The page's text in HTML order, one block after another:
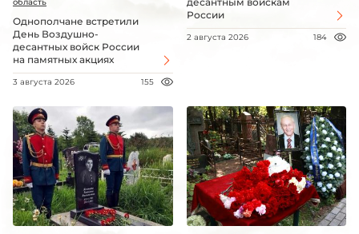
Однополчане встретили
День Воздушно-
десантных войск России
на памятных акциях
3 августа 2026 155
России
2 августа 2026 184